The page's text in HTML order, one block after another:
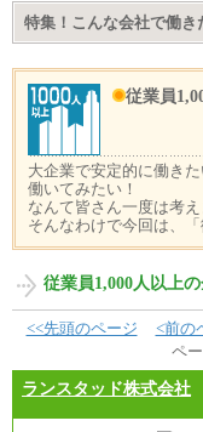
特集！こんな会社で働き
従業員
大企業で安定的に働き
働いてみたい！
なんて皆さん一度は考
そんなわけで今回は、
従業員1,000人以上
<<先頭のページ <前の
ペ
ランスタッド株式会社